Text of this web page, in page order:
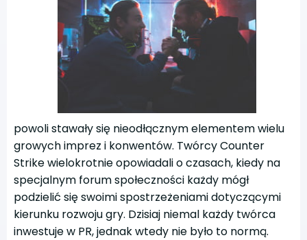
powoli stawały się nieodłącznym elementem wielu
growych imprez i konwentów. Twórcy Counter
Strike wielokrotnie opowiadali o czasach, kiedy na
specjalnym forum społeczności każdy mógł
podzielić się swoimi spostrzeżeniami dotyczącymi
kierunku rozwoju gry. Dzisiaj niemal każdy twórca
inwestuje w PR, jednak wtedy nie było to normą.